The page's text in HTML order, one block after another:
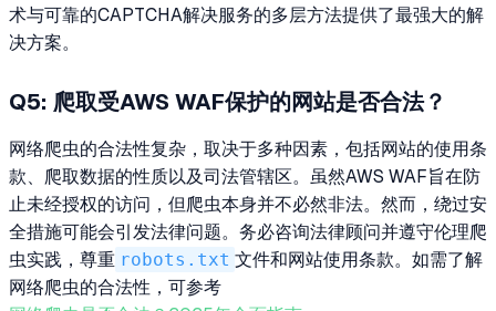
术与可靠的CAPTCHA解决服务的多层方法提供了最强大的解
决方案。
Q5: 爬取受AWS WAF保护的网站是否合法？
网络爬虫的合法性复杂，取决于多种因素，包括网站的使用条
款、爬取数据的性质以及司法管辖区。虽然AWS WAF旨在防
止未经授权的访问，但爬虫本身并不必然非法。然而，绕过安
全措施可能会引发法律问题。务必咨询法律顾问并遵守伦理爬
虫实践，尊重 robots.txt 文件和网站使用条款。如需了解
网络爬虫的合法性，可参考